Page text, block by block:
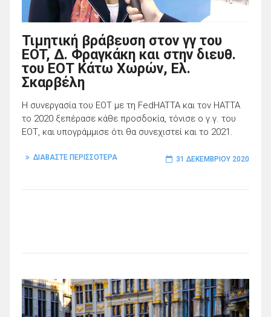
Τιμητική βράβευση στον γγ του
EOT, Δ. Φραγκάκη και στην διευθ.
του ΕΟΤ Κάτω Χωρών, Ελ.
Σκαρβέλη
Η συνεργασία του ΕΟΤ με τη FedHATTA και τον HATTA
το 2020 ξεπέρασε κάθε προσδοκία, τόνισε ο γ.γ. του
ΕΟΤ, και υπογράμμισε ότι θα συνεχιστεί και το 2021.
ΔΙΑΒΑΣΤΕ ΠΕΡΙΣΣΟΤΕΡΑ 31 ΔΕΚΕΜΒΡΊΟΥ 2020